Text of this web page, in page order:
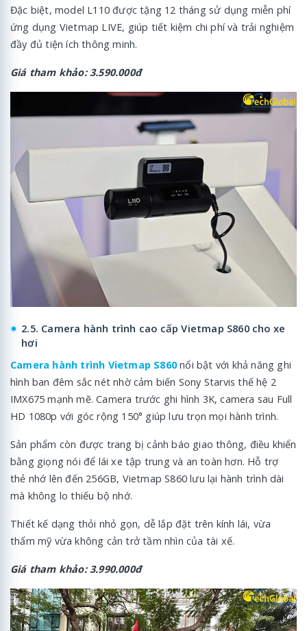
Đặc biệt, model L110 được tặng 12 tháng sử dụng miễn phí
ứng dụng Vietmap LIVE, giúp tiết kiệm chi phí và trải nghiệm
đầy đủ tiện ích thông minh.
Giá tham khảo: 3.590.000đ
2.5. Camera hành trình cao cấp Vietmap S860 cho xe
hơi
Camera hành trình Vietmap S860nổi bật với khả năng ghi
hình ban đêm sắc nét nhờ cảm biến Sony Starvis thế hệ 2
IMX675 mạnh mẽ. Camera trước ghi hình 3K, camera sau Full
HD 1080p với góc rộng 150° giúp lưu trọn mọi hành trình.
Sản phẩm còn được trang bị cảnh báo giao thông, điều khiển
bằng giọng nói để lái xe tập trung và an toàn hơn. Hỗ trợ
thẻ nhớ lên đến 256GB, Vietmap S860 lưu lại hành trình dài
mà không lo thiếu bộ nhớ.
Thiết kế dạng thỏi nhỏ gọn, dễ lắp đặt trên kính lái, vừa
thẩm mỹ vừa không cản trở tầm nhìn của tài xế.
Giá tham khảo: 3.990.000đ